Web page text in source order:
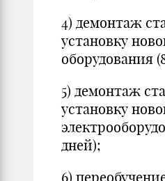
4) демонтаж
установку
оборудования
5) демонтаж
установку
дней);
6)